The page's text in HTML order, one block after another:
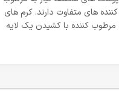
کننده های متفاوت دارند. کرم های
مرطوب کننده با کشیدن یک لایه